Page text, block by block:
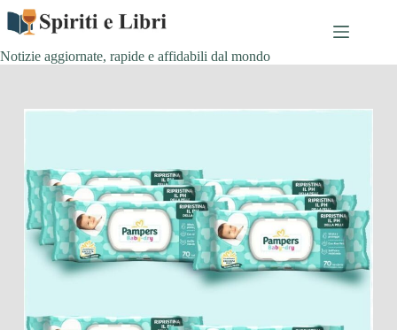
Salta
contenuto
Notizie aggiornate, rapide e affidabili dal mondo